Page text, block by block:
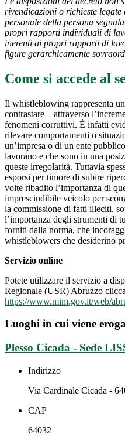
rivendicazioni o richieste legate
personale della persona
propri rapporti individuali di
inerenti ai propri rapporti di
figure gerarchicamente
Come si accede al
Il whistleblowing rappresenta
contrastare – attraverso
fenomeni corruttivi. È infatti
rilevare comportamenti o
un’impresa o di un ente
lavorano e che sono in una
queste irregolarità. Tuttavia
esporsi per timore di subire
volte ribadito l’importanza di
imprescindibile veicolo per
la commissione di fatti illeciti,
l’importanza degli strumenti di
forniti dalla norma, che
whistleblowers che desiderino
Servizio online
Potete utilizzare il servizio a
Regionale (USR) Abruzzo
https://www.mim.gov.it/web/
Luoghi in cui viene
Plesso Cicada - Sede
Indirizzo
Via Cardinale Cicada -
CAP
64032